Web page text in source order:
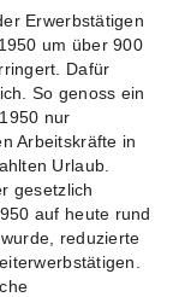
Erwerbstätigen
um über 900
Dafür
So genoss ein
nur
Arbeitskräfte in
Urlaub.
gesetzlich
auf heute rund
reduzierte